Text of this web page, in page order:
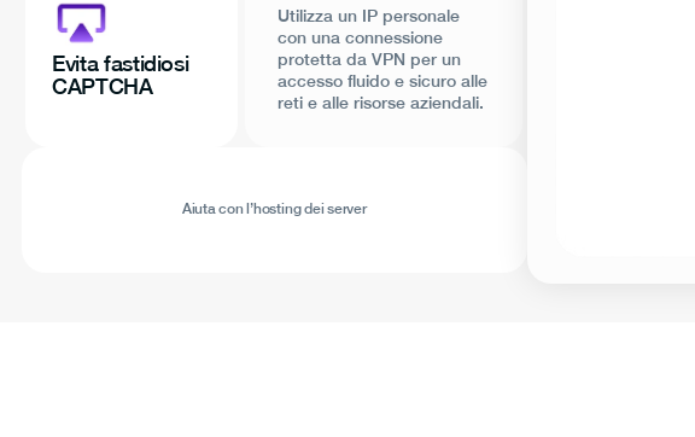
Evita fastidiosi
CAPTCHA
Utilizza un IP personale
con una connessione
protetta da VPN per un
accesso fluido e sicuro alle
reti e alle risorse aziendali.
Aiuta con l’hosting dei server